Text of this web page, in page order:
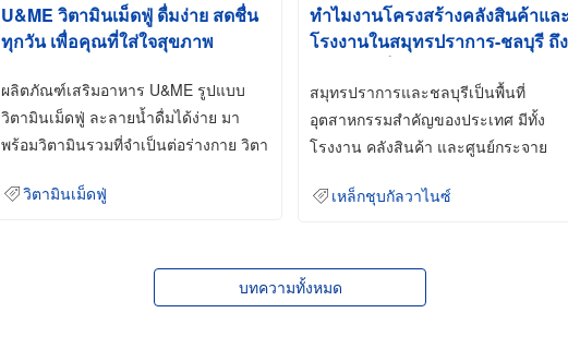
U&ME วิตามินเม็ดฟู่ ดื่มง่าย สดชื่น
ทุกวัน เพื่อคุณที่ใส่ใจสุขภาพ
ผลิตภัณฑ์เสริมอาหาร U&ME รูปแบบ
วิตามินเม็ดฟู่ ละลายน้ำดื่มได้ง่าย มา
พร้อมวิตามินรวมที่จำเป็นต่อร่างกาย วิตา
วิตามินเม็ดฟู่
ทำไมงานโครงสร้างคลังสินค้าและ
โรงงานในสมุทรปราการ-ชลบุรี ถึง
Galvanized)
สมุทรปราการและชลบุรีเป็นพื้นที่
อุตสาหกรรมสำคัญของประเทศ มีทั้ง
โรงงาน คลังสินค้า และศูนย์กระจาย
เหล็กชุบกัลวาไนซ์
บทความทั้งหมด